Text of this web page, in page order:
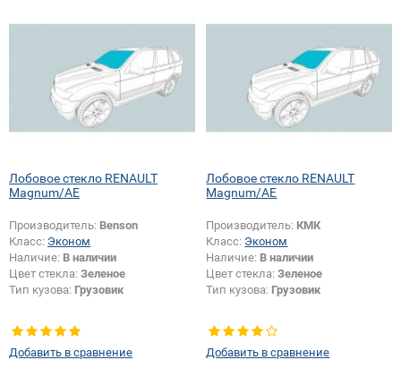
Лобовое стекло RENAULT
Magnum/AE
Производитель: Benson
Класс: Эконом
Наличие: В наличии
Цвет стекла: Зеленое
Тип кузова: Грузовик
Добавить в сравнение
Лобовое стекло RENAULT
Magnum/AE
Производитель: КМК
Класс: Эконом
Наличие: В наличии
Цвет стекла:Зеленое
Тип кузова: Грузовик
Добавить в сравнение